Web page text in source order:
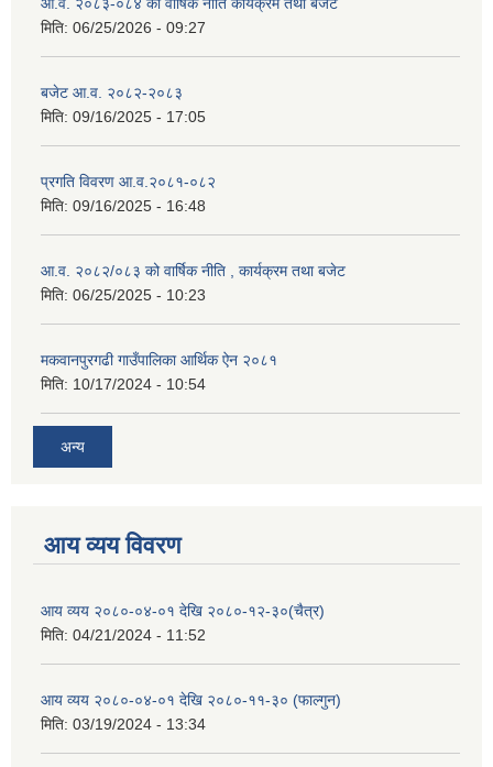
मिति: 06/25/2026 - 09:27
बजेट आ.व. २०८२-२०८३
मिति: 09/16/2025 - 17:05
प्रगति विवरण आ.व.२०८१-०८२
मिति: 09/16/2025 - 16:48
आ.व. २०८२/०८३ को वार्षिक नीति , कार्यक्रम तथा बजेट
मिति: 06/25/2025 - 10:23
मकवानपुरगढी गाउँपालिका आर्थिक ‌‌‌ऐन २०८१
मिति: 10/17/2024 - 10:54
अन्य
आय व्यय विवरण
आय व्यय २०८०-०४-०१ देखि २०८०-१२-३०(चैत्र)
मिति: 04/21/2024 - 11:52
आय व्यय २०८०-०४-०१ देखि २०८०-११-३० (फाल्गुन)
मिति: 03/19/2024 - 13:34